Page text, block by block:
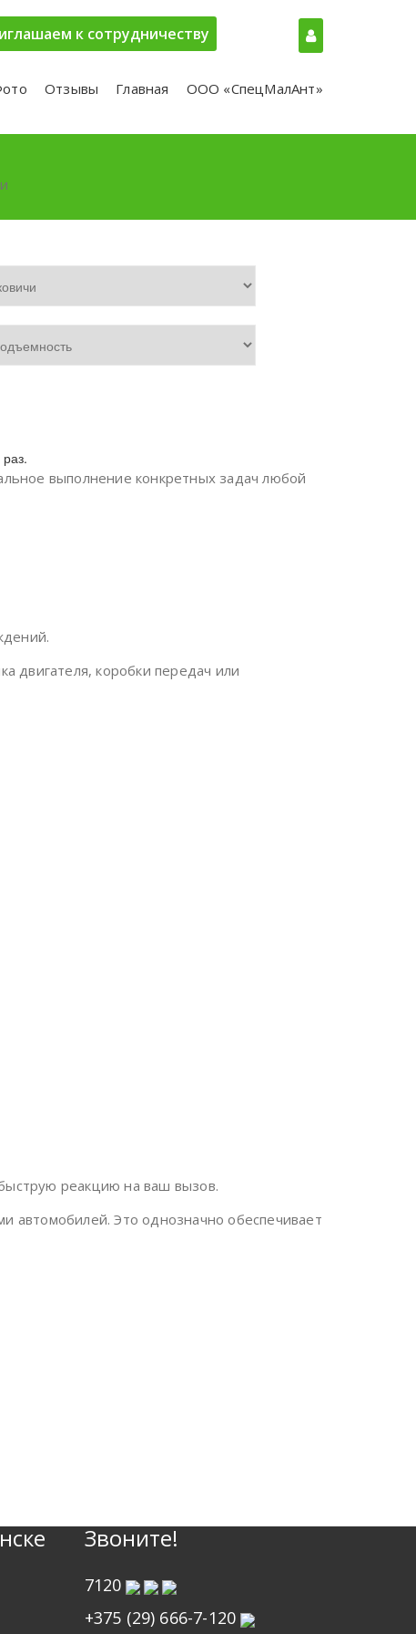
к сотрудничеству
Отзывы Главная ООО «СпецМалАнт»
выполнение конкретных задач любой
двигателя, коробки передач или
реакцию на ваш вызов.
Это однозначно обеспечивает
Звоните!
7120
+375 (29) 666-7-120